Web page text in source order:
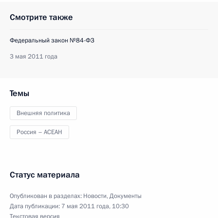
Смотрите также
Федеральный закон №84-ФЗ
3 мая 2011 года
Темы
Внешняя политика
Россия – АСЕАН
Статус материала
Опубликован в разделах: Новости,Документы
Дата публикации: 7 мая 2011 года, 10:30